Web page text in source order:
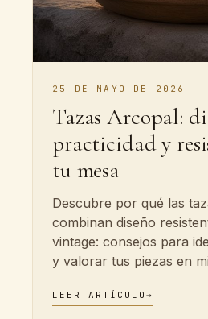
25 DE MAYO DE 2026
Tazas Arcopal:
practicidad y
tu mesa
Descubre por qué las
combinan diseño
vintage: consejos para
y valorar tus piezas en
LEER ARTÍCULO →